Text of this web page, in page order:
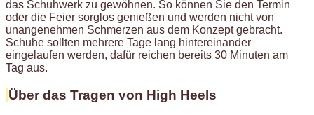
das Schuhwerk zu gewöhnen. So können Sie den Termin
oder die Feier sorglos genießen und werden nicht von
unangenehmen Schmerzen aus dem Konzept gebracht.
Schuhe sollten mehrere Tage lang hintereinander
eingelaufen werden, dafür reichen bereits 30 Minuten am
Tag aus.
Über das Tragen von High Heels